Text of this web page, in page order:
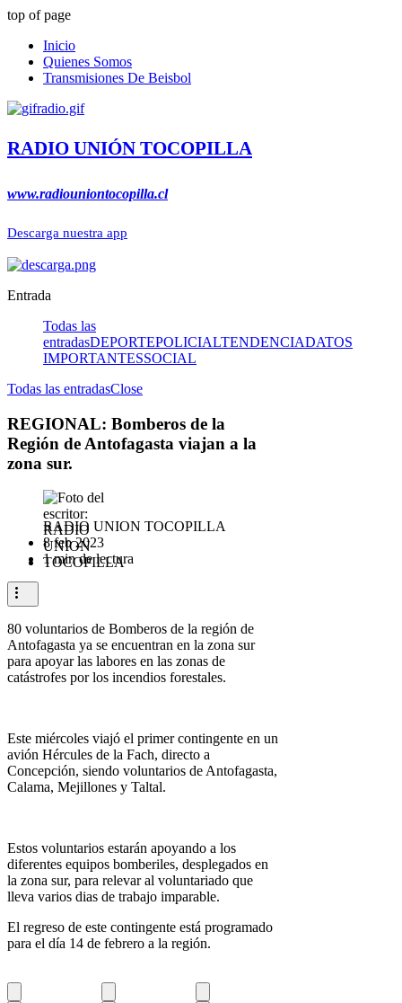
top of page
Inicio
Quienes Somos
Transmisiones De Beisbol
RADIO UNIÓN TOCOPILLA
www.radiouniontocopilla.cl
Descarga nuestra app
Entrada
Todas las
entradasDEPORTEPOLICIALTENDENCIADATOS
IMPORTANTESSOCIAL
Todas las entradasClose
REGIONAL: Bomberos de la
Región de Antofagasta viajan a la
zona sur.
RADIO UNION TOCOPILLA
8 feb 2023
1 min de lectura
80 voluntarios de Bomberos de la región de
Antofagasta ya se encuentran en la zona sur
para apoyar las labores en las zonas de
catástrofes por los incendios forestales.
Este miércoles viajó el primer contingente en un
avión Hércules de la Fach, directo a
Concepción, siendo voluntarios de Antofagasta,
Calama, Mejillones y Taltal.
Estos voluntarios estarán apoyando a los
diferentes equipos bomberiles, desplegados en
la zona sur, para relevar al voluntariado que
lleva varios dias de trabajo imparable.
El regreso de este contingente está programado
para el día 14 de febrero a la región.